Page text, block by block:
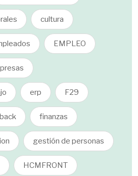
cultura
EMPLEO
erp F29
finanzas
gestión de personas
HCMFRONT